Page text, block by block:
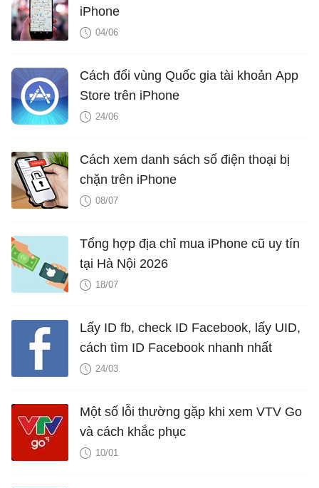
iPhone
04/06
Cách đổi vùng Quốc gia tài khoản App
Store trên iPhone
24/06
Cách xem danh sách số điện thoại bị
chặn trên iPhone
08/07
Tổng hợp địa chỉ mua iPhone cũ uy tín
tại Hà Nội 2026
18/07
Lấy ID fb, check ID Facebook, lấy UID,
cách tìm ID Facebook nhanh nhất
24/03
Một số lỗi thường gặp khi xem VTV Go
và cách khắc phục
10/01